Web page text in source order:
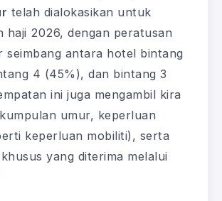
telah dialokasikan untuk
haji 2026, dengan peratusan
seimbang antara hotel bintang
4 (45%), dan bintang 3
ini juga mengambil kira
umur, keperluan
keperluan mobiliti), serta
yang diterima melalui